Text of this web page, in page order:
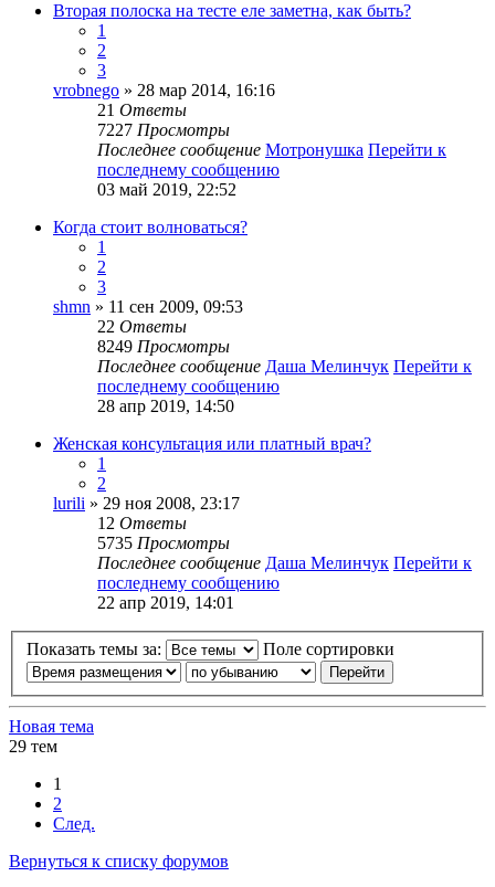
Вторая полоска на тесте еле заметна, как быть?
1
2
3
vrobnego » 28 мар 2014, 16:16
21 Ответы
7227 Просмотры
Последнее сообщение Мотронушка Перейти к
последнему сообщению
03 май 2019, 22:52
Когда стоит волноваться?
1
2
3
shmn » 11 сен 2009, 09:53
22 Ответы
8249 Просмотры
Последнее сообщение Даша Мелинчук Перейти к
последнему сообщению
28 апр 2019, 14:50
Женская консультация или платный врач?
1
2
lurili » 29 ноя 2008, 23:17
12 Ответы
5735 Просмотры
Последнее сообщение Даша Мелинчук Перейти к
последнему сообщению
22 апр 2019, 14:01
Показать темы за: Поле сортировки
Новая тема
29 тем
1
2
След.
Вернуться к списку форумов